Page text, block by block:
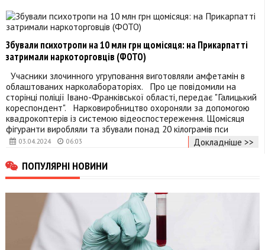
03.04.2024 06:03
Збували психотропи на 10 млн грн щомісяця: на Прикарпатті
затримали наркоторговців (ФОТО)
Учасники злочинного угруповання виготовляли амфетамін в
облаштованих нарколабораторіях. Про це повідомили на
сторінці поліції Івано-Франківської області, передає "Галицький
кореспондент". Нарковиробництво охороняли за допомогою
квадрокоптерів із системою відеоспостереження. Щомісяця
фігуранти виробляли та збували понад 20 кілограмів пси
Докладніше >>
ПОПУЛЯРНІ НОВИНИ